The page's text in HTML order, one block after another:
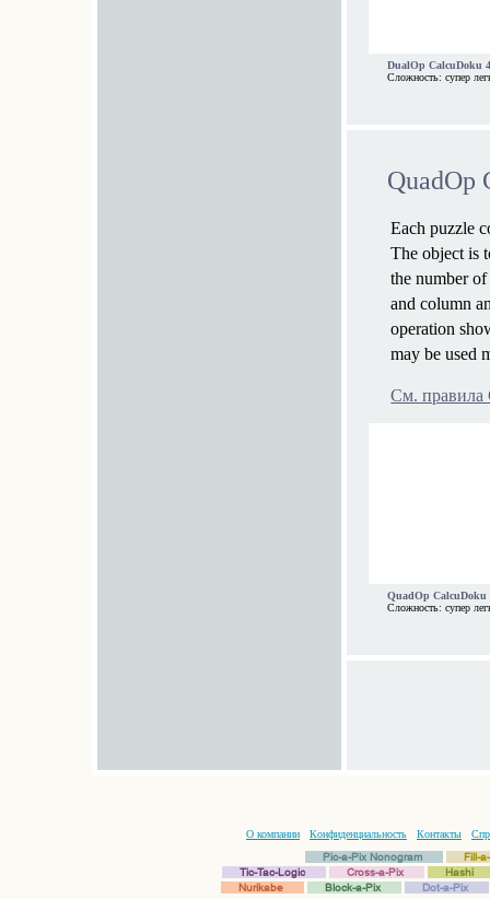
DualOp CalcuDoku
Сложность: супер
QuadOp
Each puzzle
The object is
the number
and column
operation
may be used
См. правила
QuadOp CalcuDoku
Сложность: супер
О компании Конфиденциальность Контакты
Pic-a-Pix Nonogram
Fill-
Tic-Tac-Logic
Cross-a-Pix
Hashi
Nurikabe
Block-a-Pix Dot-a-Pix